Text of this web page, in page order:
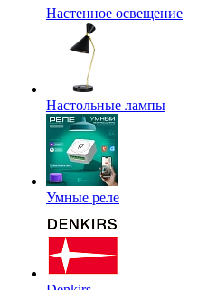
Настенное освещение
Настольные лампы
Умные реле